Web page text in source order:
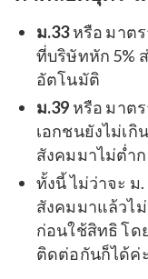
ม.33หรือ มาตร
ที่บริษัทหัก 5%
อัตโนมัติ
ม.39 หรือ มาต
เอกชนยังไม่เกิ
สังคมมาไม่ต่ำก
ทั้งนี้ ไม่ว่าจะ ม
สังคมมาแล้วไม่
ก่อนใช้สิทธิ โด
ติดต่อกันก็ได้ค่ะ